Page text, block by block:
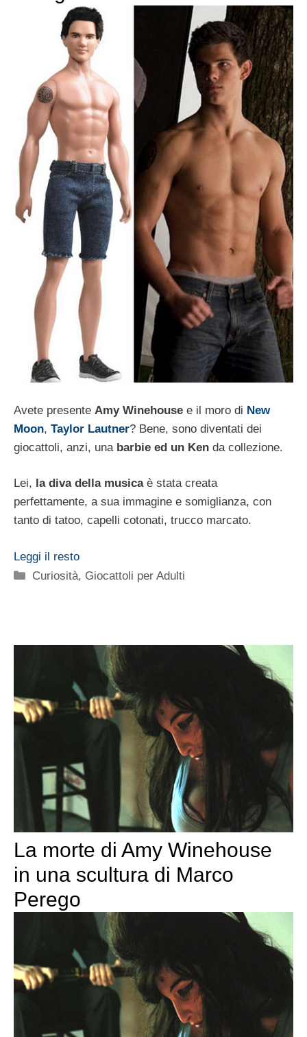
Avete presente Amy Winehouse e il moro di New
Moon, Taylor Lautner? Bene, sono diventati dei
giocattoli, anzi, una barbie ed un Ken da collezione.
Lei, la diva della musica è stata creata
perfettamente, a sua immagine e somiglianza, con
tanto di tatoo, capelli cotonati, trucco marcato.
Leggi il resto
Categorie
Curiosità, Giocattoli per Adulti
La morte di Amy Winehouse
in una scultura di Marco
Perego